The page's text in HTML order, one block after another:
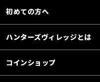
初めての方へ
ハンターズヴィレッジとは
コインショップ